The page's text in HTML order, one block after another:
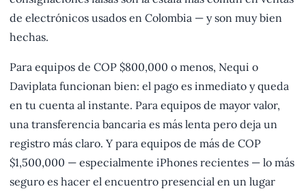
de electrónicos usados en Colombia — y son muy bien
hechas.
Para equipos de COP $800,000 o menos, Nequi o
Daviplata funcionan bien: el pago es inmediato y queda
en tu cuenta al instante. Para equipos de mayor valor,
una transferencia bancaria es más lenta pero deja un
registro más claro. Y para equipos de más de COP
$1,500,000 — especialmente iPhones recientes — lo más
seguro es hacer el encuentro presencial en un lugar